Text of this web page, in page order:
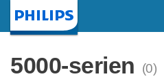
5000-serien (0)